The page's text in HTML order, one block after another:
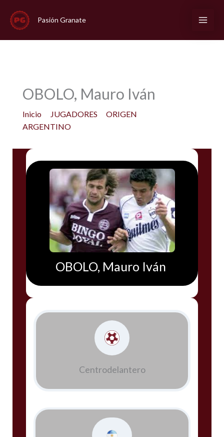
contenido
Pasión Granate
OBOLO, Mauro Iván
Inicio JUGADORES
ORIGEN
ARGENTINO
OBOLO, Mauro Iván
Centrodelantero